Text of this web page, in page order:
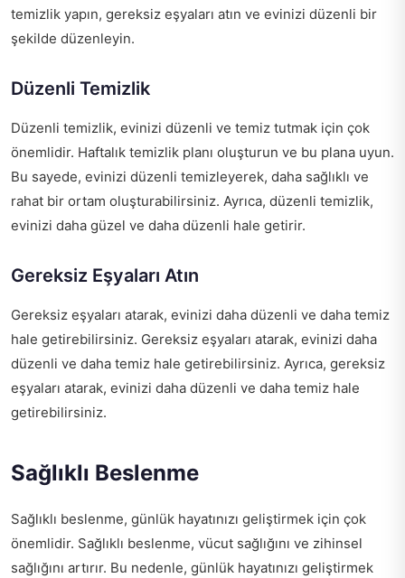
temizlik yapın, gereksiz eşyaları atın ve evinizi düzenli bir
şekilde düzenleyin.
Düzenli Temizlik
Düzenli temizlik, evinizi düzenli ve temiz tutmak için çok
önemlidir. Haftalık temizlik planı oluşturun ve bu plana uyun.
Bu sayede, evinizi düzenli temizleyerek, daha sağlıklı ve
rahat bir ortam oluşturabilirsiniz. Ayrıca, düzenli temizlik,
evinizi daha güzel ve daha düzenli hale getirir.
Gereksiz Eşyaları Atın
Gereksiz eşyaları atarak, evinizi daha düzenli ve daha temiz
hale getirebilirsiniz. Gereksiz eşyaları atarak, evinizi daha
düzenli ve daha temiz hale getirebilirsiniz. Ayrıca, gereksiz
eşyaları atarak, evinizi daha düzenli ve daha temiz hale
getirebilirsiniz.
Sağlıklı Beslenme
Sağlıklı beslenme, günlük hayatınızı geliştirmek için çok
önemlidir. Sağlıklı beslenme, vücut sağlığını ve zihinsel
sağlığını artırır. Bu nedenle, günlük hayatınızı geliştirmek